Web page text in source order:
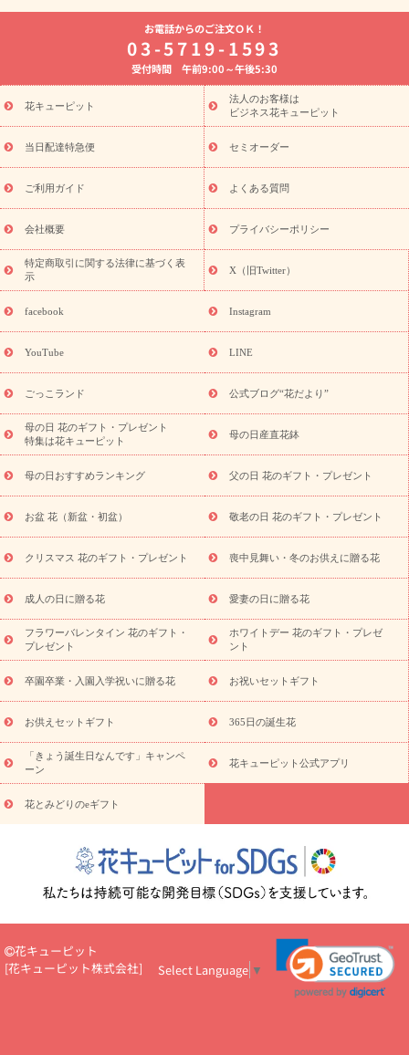
よく贈られる花
お祝いの花特集
誕生日フラワーギフト特集
8月の誕生花(トルコキキョウ)
開店・開業祝い
お供え・お悔やみ お供え・お悔やみの花
通夜・葬儀に贈る花 胡蝶蘭・花鉢
ーブドフラワー
季節のイベント
ひまわり ギフト・プレゼント
特集
お盆 花（新盆・初盆） 季節のイベント
お盆 花（新
盆・初盆）
お盆 花（新盆・初盆）
お盆・お供え 花とセットギ
フト
お盆・お供え プリザーブドフラワー
ひまわり ギフト・プ
レゼント特集
夏の花贈り・お中元・暑中見舞い 花のギフト特集
敬老の日におくる花ギフト・プレゼント特集
花ギフト・プレゼント特集
敬老の日 花のおすすめランキング
敬
老の日 花鉢植えのギフト・プレゼント特集
敬老の日 花とセットギ
フト・プレゼント特集
敬老の日の花 全てのギフト一覧
キャン
ペーン
映画『ウォーターガーディアンズ』コラボキャンペーン
「きょう誕生日なんです」キャンペーン
誕生日の花を探す
誕生日フラワーギフト 誕生日フラワーギフト特集
(トルコキキョウ)
9月の誕生花(リンドウ)
ら探す
お祝いの花特集 当日配達特急便 お祝い商品一覧
念日
結婚祝い 出産祝い 退院祝い・快気祝い
寿祝い
プチギフト ペットのお祝いフラワー
供え・お悔やみ商品一覧
お供え・お悔やみの花
四十九日法要以
お供え プリザーブドフラワー
ペットのお供えフラワー
お盆（新
盆・初盆）
その他 お祝い返し お見舞い
お取り寄せギフト
ビジネス用
ご自宅用 観葉植物 ミディ胡蝶蘭
プリザーブ
ドフラワー
スタイルから探す アレンジメント 花束
スタ
ンド花
お祝い お供え・お悔やみ 胡蝶蘭 胡蝶蘭・花鉢
ディ胡蝶蘭・お祝い
ミディ胡蝶蘭・お供え
世界初の青色胡蝶蘭
観葉植物
観葉植物 産直多肉植物
プリザーブドフラワー
お祝い
お供え・お悔やみ 花とセットギフト
セミオーダー
プチギフト（hanamore -ハナモア-）
花とみどりのeギフト
キューピットのeGfit
カラー ピンク イエローオレンジ
レッ
ド
お花の種類 トルコキキョウ
お祝い お祝い・3000円～ お祝い・4000円～
お祝い・
5000円～
お祝い・7000円～ お祝い・ 10000円～
お供え・お
悔やみ
円～
お供え・お悔やみ・
いのマナー
定年退職祝いのマナー
お祝いを贈るときのマナー・
花キューピットのお祝いコラム一覧
誕生日のお花を「色
彩心理学」で選ぶ方法
結婚祝いの予算相場
出産祝いお役立ち情
ール
新築引っ越し祝いコラム お祝い花のマナー総まとめ
職
場上司や先輩へ贈るお祝い花の正解は？
開店祝いの花 選び方ガイ
お電話からのご注文ＯＫ！
03-5719-1593
受付時間 午前9:00～午後5:30
花キューピット
法人のお客様は
ビジネス花キューピット
当日配達特急便 セミオーダー
ご利用ガイド よくある質問
会社概要 プライバシーポリシー
特定商取引に関する法律に基づく表
示
X（旧Twitter）
facebook Instagram
YouTube LINE
ごっこランド 公式ブログ“花だより”
母の日 花のギフト・プレゼント
特集は花キューピット
母の日産直花鉢
母の日おすすめランキング 父の日 花のギフト・プレゼント
お盆 花（新盆・初盆） 敬老の日 花のギフト・プレゼント
クリスマス 花のギフト・プレゼント 喪中見舞い・冬のお供えに贈る花
成人の日に贈る花 愛妻の日に贈る花
フラワーバレンタイン 花のギフト・
プレゼント
ホワイトデー 花のギフト・プレゼ
ント
卒園卒業・入園入学祝いに贈る花 お祝いセットギフト
お供えセットギフト 365日の誕生花
「きょう誕生日なんです」キャンペ
ーン
花キューピット公式アプリ
花とみどりのeギフト
花キューピット
[花キューピット株式会社] Select Language ▼